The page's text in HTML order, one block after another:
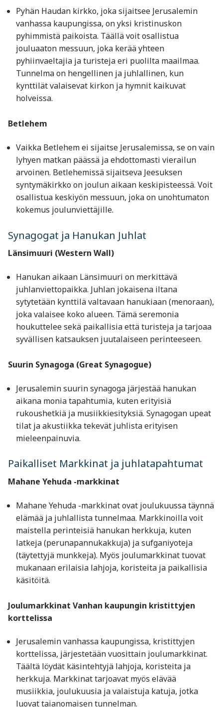
Pyhän Haudan kirkko, joka sijaitsee Jerusalemin
vanhassa kaupungissa, on yksi kristinuskon
pyhimmistä paikoista. Täällä voit osallistua
jouluaaton messuun, joka kerää yhteen
pyhiinvaeltajia ja turisteja eri puolilta maailmaa.
Tunnelma on hengellinen ja juhlallinen, kun
kynttilät valaisevat kirkon ja hymnit kaikuvat
holveissa.
Betlehem
Vaikka Betlehem ei sijaitse Jerusalemissa, se on vain
lyhyen matkan päässä ja ehdottomasti vierailun
arvoinen. Betlehemissä sijaitseva Jeesuksen
syntymäkirkko on joulun aikaan keskipisteessä. Voit
osallistua keskiyön messuun, joka on unohtumaton
kokemus joulunviettäjille.
Synagogat ja Hanukan Juhlat
Länsimuuri (Western Wall)
Hanukan aikaan Länsimuuri on merkittävä
juhlanviettopaikka. Juhlan jokaisena iltana
sytytetään kynttilä valtavaan hanukiaan (menoraan),
joka valaisee koko alueen. Tämä seremonia
houkuttelee sekä paikallisia että turisteja ja tarjoaa
syvällisen katsauksen juutalaiseen perinteeseen.
Suurin Synagoga (Great Synagogue)
Jerusalemin suurin synagoga järjestää hanukan
aikana monia tapahtumia, kuten erityisiä
rukoushetkiä ja musiikkiesityksiä. Synagogan upeat
tilat ja akustiikka tekevät juhlista erityisen
mieleenpainuvia.
Paikalliset Markkinat ja juhlatapahtumat
Mahane Yehuda -markkinat
Mahane Yehuda -markkinat ovat joulukuussa täynnä
elämää ja juhlallista tunnelmaa. Markkinoilla voit
maistella perinteisiä hanukan herkkuja, kuten
latkeja (perunapannukakkuja) ja sufganiyoteja
(täytettyjä munkkeja). Myös joulumarkkinat tuovat
mukanaan erilaisia lahjoja, koristeita ja paikallisia
käsitöitä.
Joulumarkkinat Vanhan kaupungin kristittyjen
korttelissa
Jerusalemin vanhassa kaupungissa, kristittyjen
korttelissa, järjestetään vuosittain joulumarkkinat.
Täältä löydät käsintehtyjä lahjoja, koristeita ja
herkkuja. Markkinat tarjoavat myös elävää
musiikkia, joulukuusia ja valaistuja katuja, jotka
luovat taianomaisen tunnelman.